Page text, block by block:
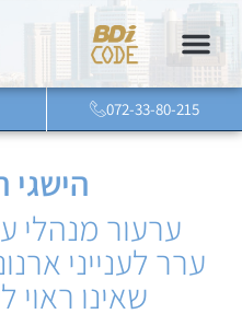
072-33-80-215
ערעור מנהלי
ערר לענייני
שאינו ראוי